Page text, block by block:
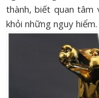
thành, biết quan tâm
khỏi những nguy hiểm.